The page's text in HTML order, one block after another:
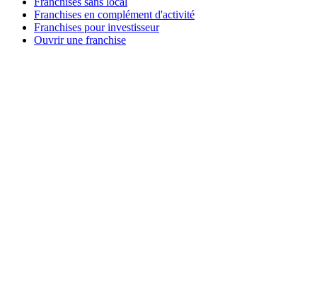
Franchises en complément d'activité
Franchises pour investisseur
Ouvrir une franchise